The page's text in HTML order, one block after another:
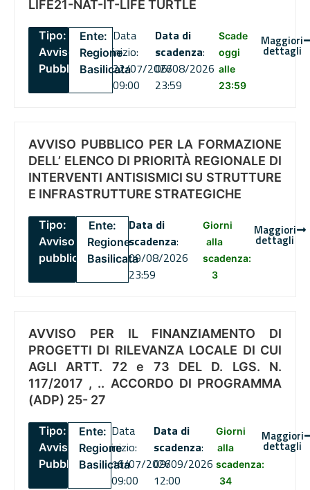
LIFE21-NAT-IT-LIFE TURTLE
Tipo:
Avviso
Pubblico
Ente:
Regione
Basilicata
Data
inizio:
22/07/2026
09:00
Data di
scadenza:
06/08/2026
23:59
Scade
oggi
alle
23:59
Maggiori
dettagli
AVVISO PUBBLICO PER LA FORMAZIONE
DELL’ ELENCO DI PRIORITÀ REGIONALE DI
INTERVENTI ANTISISMICI SU STRUTTURE
E INFRASTRUTTURE STRATEGICHE
Tipo:
Avviso
pubblico
Ente:
Regione
Basilicata
Data di
scadenza:
09/08/2026
23:59
Giorni
alla
scadenza:
3
Maggiori
dettagli
AVVISO PER IL FINANZIAMENTO DI
PROGETTI DI RILEVANZA LOCALE DI CUI
AGLI ARTT. 72 e 73 DEL D. LGS. N.
117/2017 , .. ACCORDO DI PROGRAMMA
(ADP) 25- 27
Tipo:
Avviso
Pubblico
Ente:
Regione
Basilicata
Data
inizio:
16/07/2026
09:00
Data di
scadenza:
09/09/2026
12:00
Giorni
alla
scadenza:
34
Maggiori
dettagli